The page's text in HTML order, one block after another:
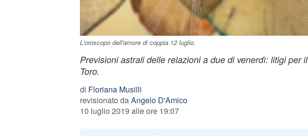
L'oroscopo dell'amore di coppia 12 luglio.
Previsioni astrali delle relazioni a due di venerdì: litigi per il
Toro.
di Floriana Musilli
revisionato daAngelo D'Amico
10 luglio 2019 alle ore 19:07